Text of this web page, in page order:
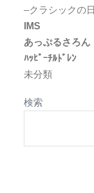
–クラシックの日
IMS
あっぷるさろん
ﾊｯﾋﾟｰﾁﾙﾄﾞﾚﾝ
未分類
検索